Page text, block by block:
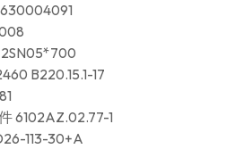
B220.15.1-17
6102AZ.02.77-1
113-30+A